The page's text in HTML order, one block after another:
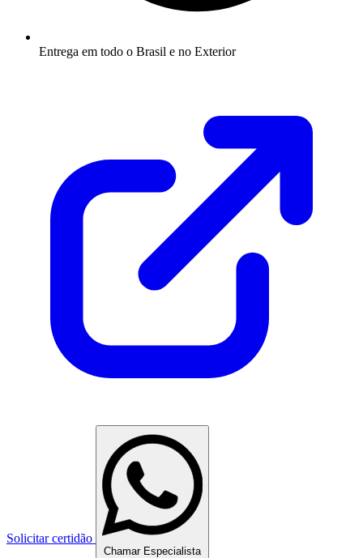
Entrega em todo o Brasil e no Exterior
Solicitar certidão
Chamar Especialista